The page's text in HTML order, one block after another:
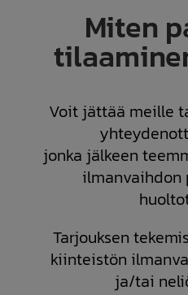
Miten
Voit jättää meille
jonka jälkeen
Tarjouksen
kiinteistön
ja/tai